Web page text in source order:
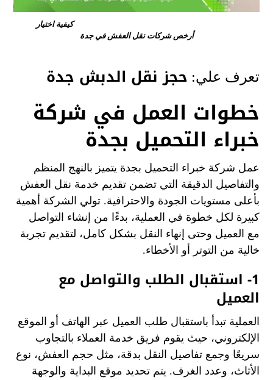
كيفية اختيار
أرخص شركات نقل العفش في جدة
تعرف علي: حجز نقل الدبش جدة
خطوات العمل في شركة
خبراء التحميل بجدة
عمل شركة خبراء التحميل بجدة يتميز بالنهج المنظم
والتفاصيل الدقيقة التي تضمن تقديم خدمة نقل العفش
بأعلى مستويات الجودة والاحترافية. تولي الشركة أهمية
كبيرة لكل خطوة في العملية، بدءًا من إنشاء التواصل
مع العميل وحتى إنهاء النقل بشكل كامل، لتقديم تجربة
خالية من التوتر أو الأخطاء.
1- استقبال الطلب والتواصل مع
العميل
العملية تبدأ باستقبال طلب العميل عبر الهاتف أو الموقع
الإلكتروني، حيث يقوم فريق خدمة العملاء بالتجاوب
سريعًا وجمع تفاصيل النقل بدقة، مثل حجم العفش، نوع
الأثاث، وعدد الغرف. يتم تحديد موقع البداية والوجهة